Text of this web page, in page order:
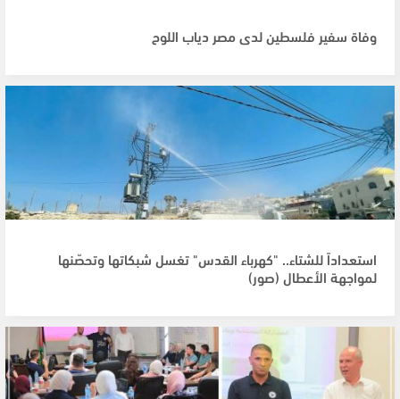
وفاة سفير فلسطين لدى مصر دياب اللوح
استعداداً للشتاء.. "كهرباء القدس" تغسل شبكاتها وتحصّنها
لمواجهة الأعطال (صور)